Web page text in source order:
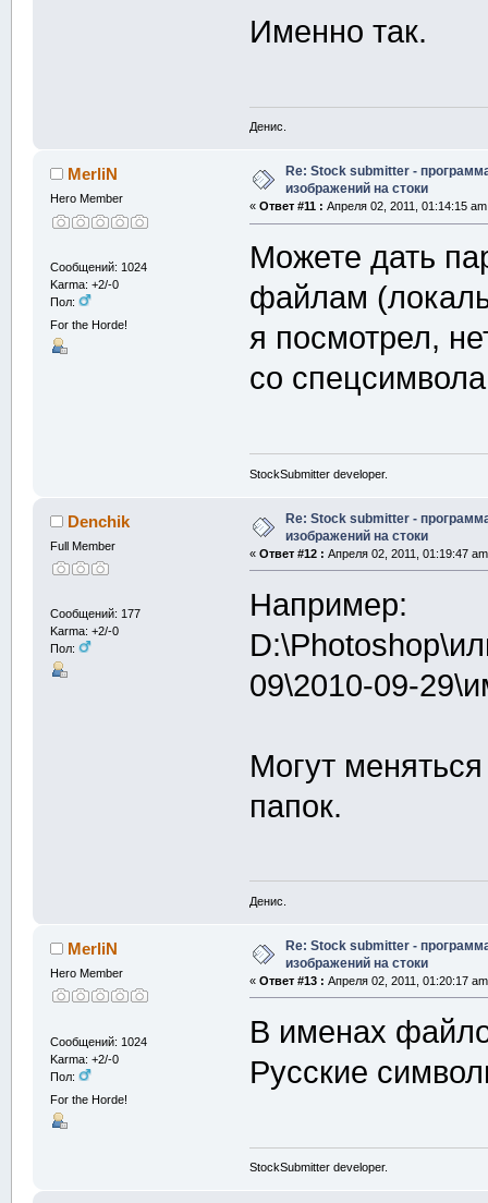
Именно так.
Денис.
MerliN
Hero Member
Сообщений: 1024
Karma: +2/-0
Пол:
For the Horde!
Re: Stock submitter -
изображений на стоки
«Ответ #11 : Апреля 02, 2011, 01:14:15
Можете дать
файлам
я посмотрел,
со
StockSubmitter developer.
Denchik
Full Member
Сообщений: 177
Karma: +2/-0
Пол:
Re: Stock submitter -
изображений на стоки
«Ответ #12 : Апреля 02, 2011, 01:19:47
Например:
09\2010-09-
Могут
папок.
Денис.
MerliN
Hero Member
Сообщений: 1024
Karma: +2/-0
Пол:
For the Horde!
Re: Stock submitter -
изображений на стоки
«Ответ #13 : Апреля 02, 2011, 01:20:17
В именах
Русские
StockSubmitter developer.